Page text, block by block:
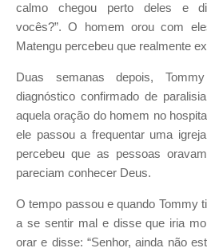
calmo chegou perto deles e
vocês?”.O homem orou com
Matengu percebeu que realmente
Duas semanas depois,
diagnóstico confirmado de
aquela oração do homem no
ele passou a frequentar uma
percebeu que as pessoas
pareciam conhecer Deus.
O tempo passou e quando Tommy
a se sentir mal e disse que iria
orar e disse: “Senhor, ainda não